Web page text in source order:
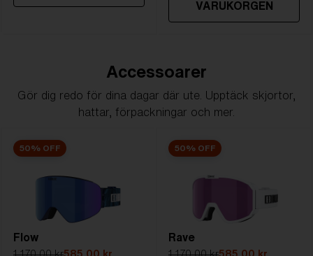
VARUKORGEN
Accessoarer
Gör dig redo för dina dagar där ute. Upptäck skjortor,
hattar, förpackningar och mer.
50% OFF
Flow
1 170,00 kr585,00 kr
50% OFF
Rave
1 170,00 kr585,00 kr